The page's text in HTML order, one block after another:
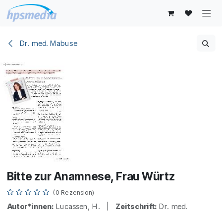
Zum Inhalt springen
Dr. med. Mabuse
Bitte zur Anamnese, Frau Würtz
(0 Rezension)
Autor*innen: Lucassen, H. | Zeitschrift: Dr. med.